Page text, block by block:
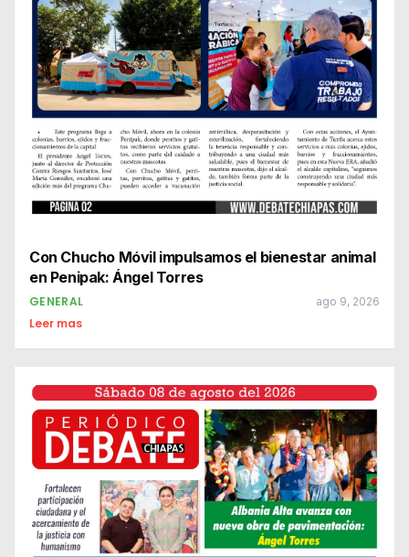
Con Chucho Móvil impulsamos el bienestar animal
en Penipak: Ángel Torres
GENERAL ago 9, 2026
Leer mas